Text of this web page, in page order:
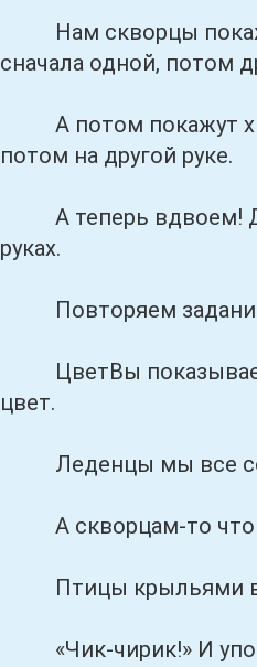
Нам скворцы
сначала одной, потом
А потом покажут
потом на другой руке.
А теперь вдвоем!
руках.
Повторяем задание
ЦветВы
цвет.
Леденцы мы все
А скворцам-то что
Птицы крыльями
«Чик-чирик!» И